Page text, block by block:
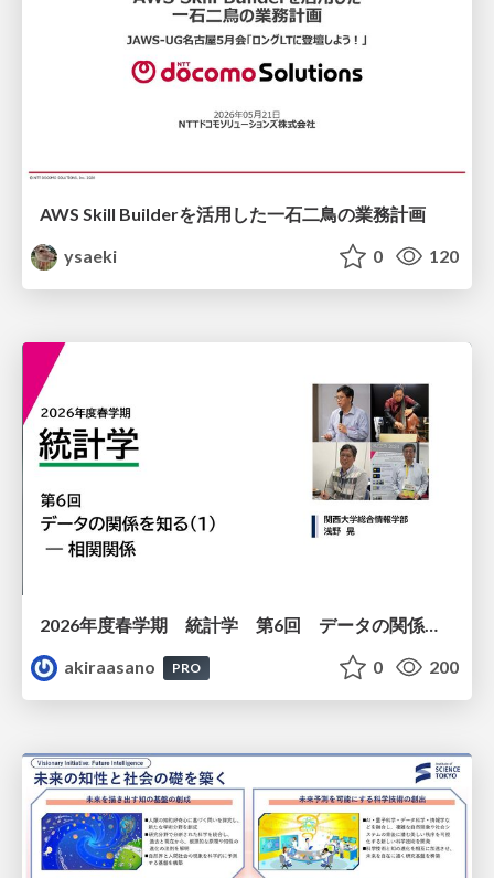
AWS Skill Builderを活用した一石二鳥の業務計画
ysaeki
0 120
2026年度春学期 統計学 第6回 データの関係を知る（１）ー 相関関係 (2026. 5. 14)
akiraasano
PRO 0 200